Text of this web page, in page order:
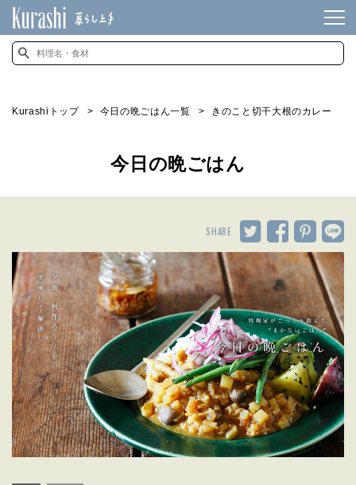
Kurashiトップ 今日の晩ごはん一覧 きのこと切干大根のカレー
今日の晩ごはん
SHARE